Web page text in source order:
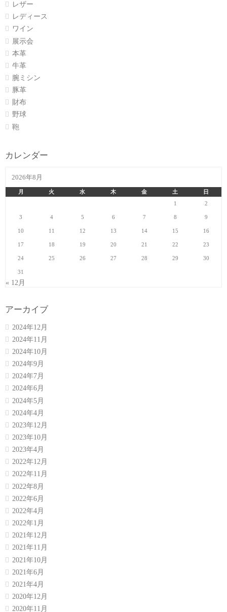
レザー
レディース
ワイン
展示会
本革
牛革
腕ミシン
豚革
財布
野球
鞄
カレンダー
2026年8月
月 火 水 木 金 土
日
1
2
3 4 5 6 7 8 9
10 11 12 13 14 15 16
17 18 19 20 21 22 23
24 25 26 27 28 29 30
31
« 12月
アーカイブ
2024年12月
2024年11月
2024年10月
2024年9月
2024年7月
2024年6月
2024年5月
2024年4月
2023年12月
2023年10月
2023年4月
2022年12月
2022年11月
2022年8月
2022年6月
2022年4月
2022年1月
2021年12月
2021年11月
2021年10月
2021年6月
2021年4月
2020年12月
2020年11月